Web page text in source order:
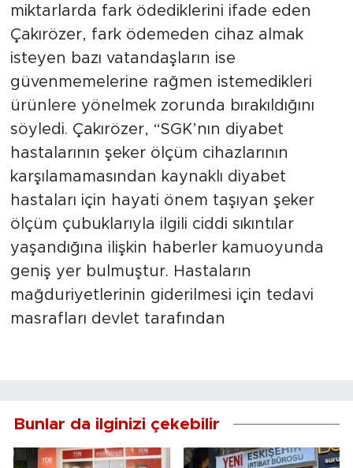
miktarlarda fark ödediklerini ifade eden
Çakırözer, fark ödemeden cihaz almak
isteyen bazı vatandaşların ise
güvenmemelerine rağmen istemedikleri
ürünlere yönelmek zorunda bırakıldığını
söyledi. Çakırözer, “SGK’nın diyabet
hastalarının şeker ölçüm cihazlarının
karşılamamasından kaynaklı diyabet
hastaları için hayati önem taşıyan şeker
ölçüm çubuklarıyla ilgili ciddi sıkıntılar
yaşandığına ilişkin haberler kamuoyunda
geniş yer bulmuştur. Hastaların
mağduriyetlerinin giderilmesi için tedavi
masrafları devlet tarafından
Bunlar da ilginizi çekebilir